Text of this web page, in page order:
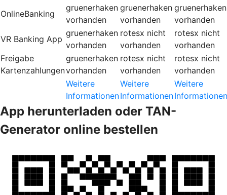
OnlineBanking
gruenerhaken
vorhanden
gruenerhaken
vorhanden
gruenerhaken
vorhanden
VR Banking App
gruenerhaken
vorhanden
rotesx nicht
vorhanden
rotesx nicht
vorhanden
Freigabe
Kartenzahlungen
gruenerhaken
vorhanden
rotesx nicht
vorhanden
rotesx nicht
vorhanden
Weitere
Informationen
Weitere
Informationen
Weitere
Informationen
App herunterladen oder TAN-
Generator online bestellen